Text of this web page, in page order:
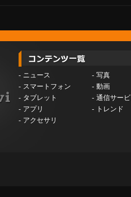
- ニュース - 写真
- スマートフォン - 動画
- タブレット - 通信サー
- アプリ -
トレンド
- アクセサリ